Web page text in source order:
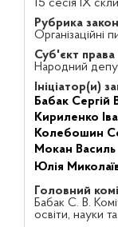
15 сесія IX
Рубрика
Організаційні
Суб'єкт права
Народний
Ініціатор(и)
Бабак Сергій
Кириленко
Колебошин
Мокан Василь
Юлія
Головний
Бабак С. В.
освіти, науки